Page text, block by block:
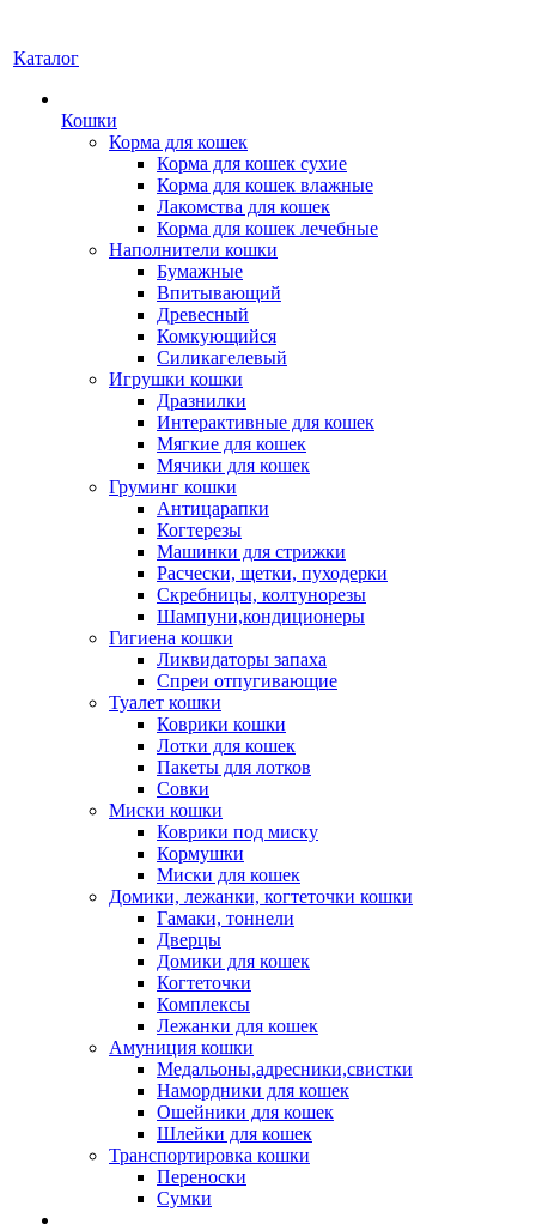
Каталог
Кошки
Корма для кошек
Корма для кошек сухие
Корма для кошек влажные
Лакомства для кошек
Корма для кошек лечебные
Наполнители кошки
Бумажные
Впитывающий
Древесный
Комкующийся
Силикагелевый
Игрушки кошки
Дразнилки
Интерактивные для кошек
Мягкие для кошек
Мячики для кошек
Груминг кошки
Антицарапки
Когтерезы
Машинки для стрижки
Расчески, щетки, пуходерки
Скребницы, колтунорезы
Шампуни,кондиционеры
Гигиена кошки
Ликвидаторы запаха
Спреи отпугивающие
Туалет кошки
Коврики кошки
Лотки для кошек
Пакеты для лотков
Совки
Миски кошки
Коврики под миску
Кормушки
Миски для кошек
Домики, лежанки, когтеточки кошки
Гамаки, тоннели
Дверцы
Домики для кошек
Когтеточки
Комплексы
Лежанки для кошек
Амуниция кошки
Медальоны,адресники,свистки
Намордники для кошек
Ошейники для кошек
Шлейки для кошек
Транспортировка кошки
Переноски
Сумки